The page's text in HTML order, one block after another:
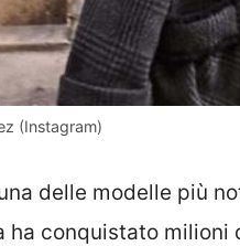
(Instagram)
delle modelle più
ha conquistato milioni